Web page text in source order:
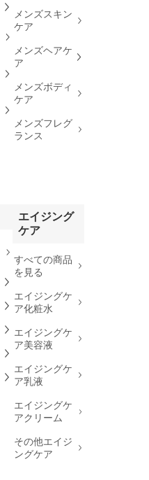
メンズスキン
ケア
メンズヘアケ
ア
メンズボディ
ケア
メンズフレグ
ランス
エイジング
ケア
すべての商品
を見る
エイジングケ
ア化粧水
エイジングケ
ア美容液
エイジングケ
ア乳液
エイジングケ
アクリーム
その他エイジ
ングケア